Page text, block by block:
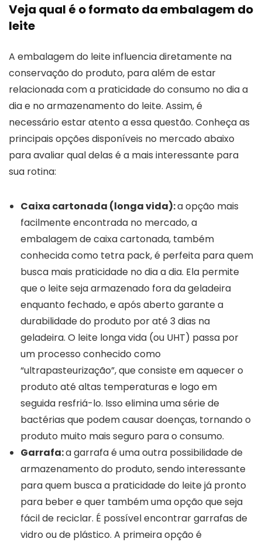
Veja qual é o formato da embalagem do
leite
A embalagem do leite influencia diretamente na
conservação do produto, para além de estar
relacionada com a praticidade do consumo no dia a
dia e no armazenamento do leite. Assim, é
necessário estar atento a essa questão. Conheça as
principais opções disponíveis no mercado abaixo
para avaliar qual delas é a mais interessante para
sua rotina:
Caixa cartonada (longa vida):a opção mais
facilmente encontrada no mercado, a
embalagem de caixa cartonada, também
conhecida como tetra pack, é perfeita para quem
busca mais praticidade no dia a dia. Ela permite
que o leite seja armazenado fora da geladeira
enquanto fechado, e após aberto garante a
durabilidade do produto por até 3 dias na
geladeira. O leite longa vida (ou UHT) passa por
um processo conhecido como
“ultrapasteurização”, que consiste em aquecer o
produto até altas temperaturas e logo em
seguida resfriá-lo. Isso elimina uma série de
bactérias que podem causar doenças, tornando o
produto muito mais seguro para o consumo.
Garrafa:a garrafa é uma outra possibilidade de
armazenamento do produto, sendo interessante
para quem busca a praticidade do leite já pronto
para beber e quer também uma opção que seja
fácil de reciclar. É possível encontrar garrafas de
vidro ou de plástico. A primeira opção é